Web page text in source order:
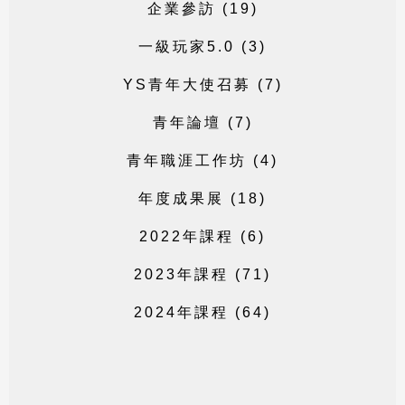
企 業 參 訪 ( 1 9)
一 級 玩家 5 . 0 (3)
Y S 青年 大 使 召 募 (7 )
青年論壇 (7 )
青年職涯 工 作坊 (4)
年 度 成果 展 ( 1 8)
2 0 2 2 年課 程 (6)
2 0 2 3年課 程 (7 1 )
2 0 2 4年課 程 (64)